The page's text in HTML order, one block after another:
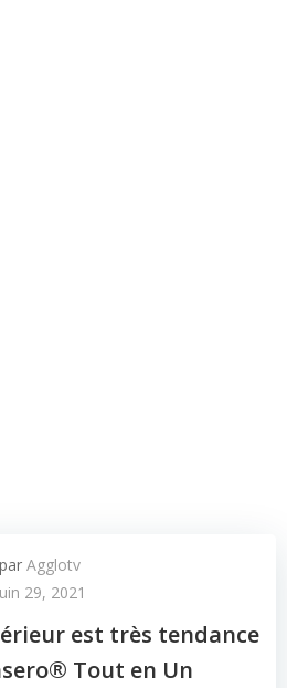
par Agglotv
29, 2021
est très tendance
Tout en Un